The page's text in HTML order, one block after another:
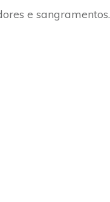
e sangramentos.